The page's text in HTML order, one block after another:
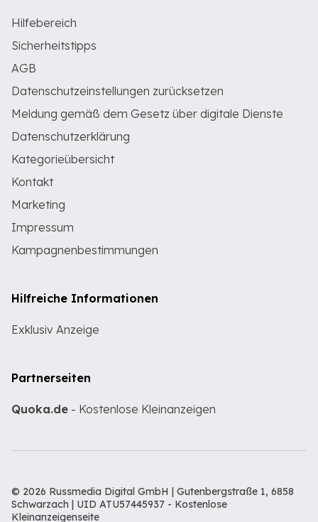
Hilfebereich
Sicherheitstipps
AGB
Datenschutzeinstellungen zurücksetzen
Meldung gemäß dem Gesetz über digitale Dienste
Datenschutzerklärung
Kategorieübersicht
Kontakt
Marketing
Impressum
Kampagnenbestimmungen
Hilfreiche Informationen
Exklusiv Anzeige
Partnerseiten
Quoka.de - Kostenlose Kleinanzeigen
© 2026 Russmedia Digital GmbH | Gutenbergstraße 1, 6858
Schwarzach | UID ATU57445937 - Kostenlose
Kleinanzeigenseite